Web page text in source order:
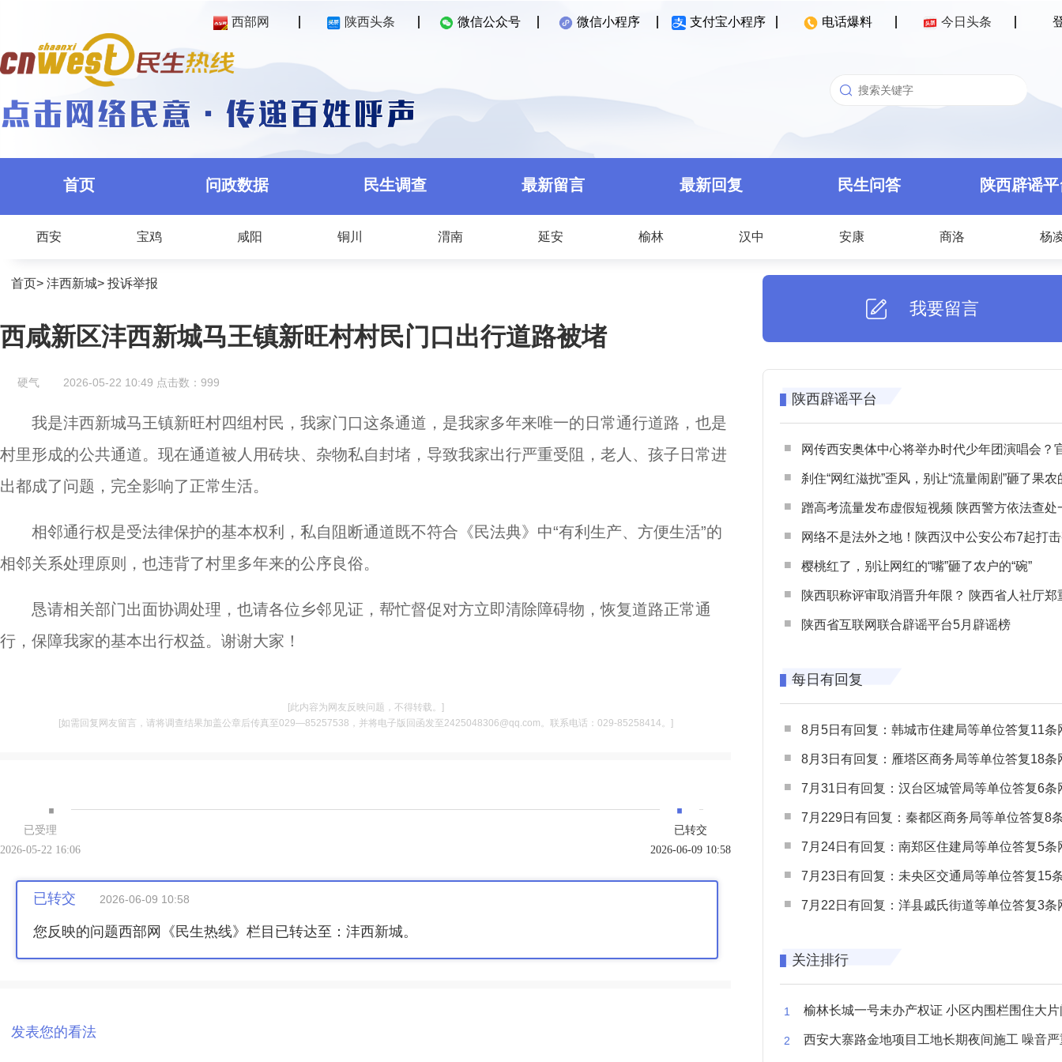
西部网 陕西头条 微信公众号 微信小程序 支付宝小程序 电话爆料 今日头条
首页 问政数据 民生调查 最新留言 最新回复 民生问答 陕西辟谣
西安 宝鸡 咸阳 铜川 渭南 延安 榆林 汉中 安康 商洛 杨
首页> 沣西新城> 投诉举报
西咸新区沣西新城马王镇新旺村村民门口出行道路被堵
硬气 2026-05-22 10:49 点击数： 999
我是沣西新城马王镇新旺村四组村民，我家门口这条通道，是我家多年来唯一的日常通行道路，也是
村里形成的公共通道。现在通道被人用砖块、杂物私自封堵，导致我家出行严重受阻，老人、孩子日常进
出都成了问题，完全影响了正常生活。
相邻通行权是受法律保护的基本权利，私自阻断通道既不符合《民法典》中“有利生产、方便生活”的
相邻关系处理原则，也违背了村里多年来的公序良俗。
恳请相关部门出面协调处理，也请各位乡邻见证，帮忙督促对方立即清除障碍物，恢复道路正常通
行，保障我家的基本出行权益。谢谢大家！
[此内容为网友反映问题，不得转载。]
[如需回复网友留言，请将调查结果加盖公章后传真至029—85257538，并将电子版回函发至2425048306@qq.com。联系电话：029-85258414。]
· ·
已受理
2026-05-22 16:06
已转交
2026-06-09 10:58
已转交 2026-06-09 10:58
您反映的问题西部网《民生热线》栏目已转达至： 沣西新城。
发表您的看法
我要留言
陕西辟谣平台
网传西安奥体中心将举办时代少年团演唱会？官方回应：纯
刹住“网红滋扰”歪风，别让“流量闹剧”砸了果农
蹭高考流量发布虚假短视频 陕西警方依法查处一起涉高考网络
网络不是法外之地！陕西汉中公安公布7起打击整治网谣网暴典型
樱桃红了，别让网红的“嘴”砸了农户的“碗”
陕西职称评审取消晋升年限？ 陕西省人社厅郑重声明 谨防职称评审不实言
陕西省互联网联合辟谣平台5月辟谣榜
每日有回复
8月5日有回复：韩城市住建局等单位答复11条网民
8月3日有回复：雁塔区商务局等单位答复18条网民
7月31日有回复：汉台区城管局等单位答复6条网民
7月229日有回复：秦都区商务局等单位答复8条网民
7月24日有回复：南郑区住建局等单位答复5条网民
7月23日有回复：未央区交通局等单位答复15条网民
7月22日有回复：洋县戚氏街道等单位答复3条网民
关注排行
榆林长城一号未办产权证 小区内围栏围住大片闲置
西安大寨路金地项目工地长期夜间施工 噪音严重